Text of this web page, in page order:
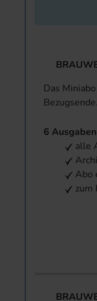
Das
Bezugsende.
6
alle
Abo
zum